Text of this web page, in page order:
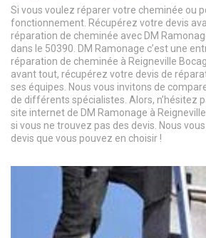
Si vous voulez réparer votre cheminée ou
fonctionnement. Récupérez votre devis
réparation de cheminée avec DM
dans le 50390. DM Ramonage c’est une
réparation de cheminée à Reigneville
avant tout, récupérez votre devis de
ses équipes. Nous vous invitons de
de différents spécialistes. Alors, n’hésitez
site internet de DM Ramonage à
si vous ne trouvez pas des devis. Nous
devis que vous pouvez en choisir !